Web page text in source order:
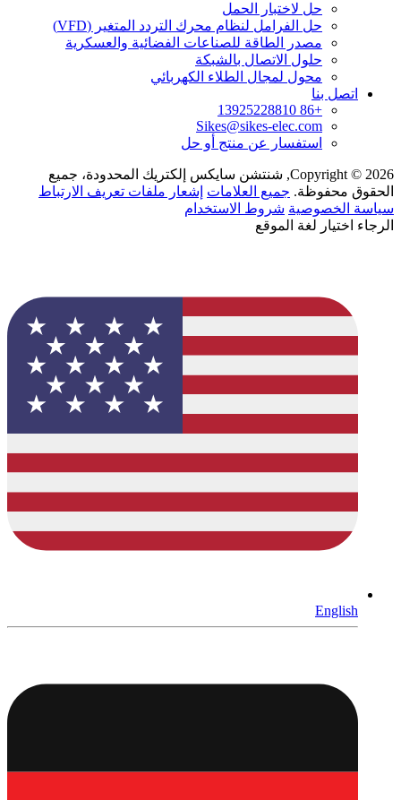
حل لاختبار الحمل
حل الفرامل لنظام محرك التردد المتغير (VFD)
مصدر الطاقة للصناعات الفضائية والعسكرية
حلول الاتصال بالشبكة
محول لمجال الطلاء الكهربائي
اتصل بنا
+86 13925228810
Sikes@sikes-elec.com
استفسار عن منتج أو حل
Copyright © 2026, شنتشن سايكس إلكتريك المحدودة، جميع
الحقوق محفوظة. جميع العلامات إشعار ملفات تعريف الارتباط
سياسة الخصوصية شروط الاستخدام
الرجاء اختيار لغة الموقع
English